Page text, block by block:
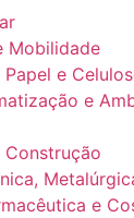
Mobilidade
Papel e
e
Construção
e